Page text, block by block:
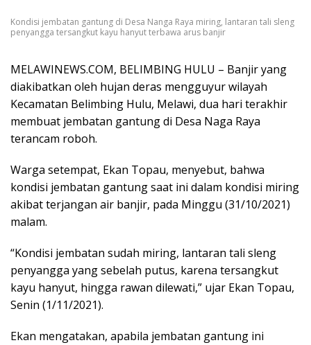
Kondisi jembatan gantung di Desa Nanga Raya miring, lantaran tali sleng
penyangga tersangkut kayu hanyut terbawa arus banjir
MELAWINEWS.COM, BELIMBING HULU – Banjir yang
diakibatkan oleh hujan deras mengguyur wilayah
Kecamatan Belimbing Hulu, Melawi, dua hari terakhir
membuat jembatan gantung di Desa Naga Raya
terancam roboh.
Warga setempat, Ekan Topau, menyebut, bahwa
kondisi jembatan gantung saat ini dalam kondisi miring
akibat terjangan air banjir, pada Minggu (31/10/2021)
malam.
“Kondisi jembatan sudah miring, lantaran tali sleng
penyangga yang sebelah putus, karena tersangkut
kayu hanyut, hingga rawan dilewati,” ujar Ekan Topau,
Senin (1/11/2021).
Ekan mengatakan, apabila jembatan gantung ini